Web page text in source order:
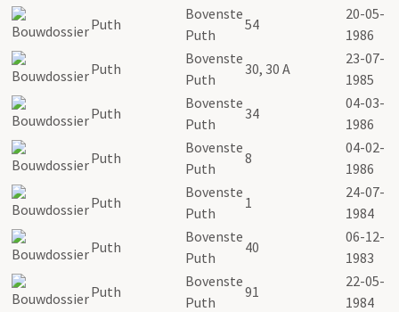
Puth
Bovenste
Puth
54
20-05-
1986
Puth
Bovenste
Puth
30, 30 A
23-07-
1985
Puth
Bovenste
Puth
34
04-03-
1986
Puth
Bovenste
Puth
8
04-02-
1986
Puth
Bovenste
Puth
1
24-07-
1984
Puth
Bovenste
Puth
40
06-12-
1983
Puth
Bovenste
Puth
91
22-05-
1984